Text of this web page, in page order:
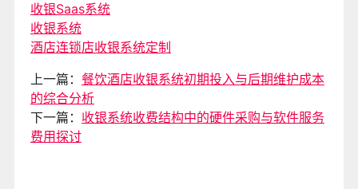
收银Saas系统
收银系统
酒店连锁店收银系统定制
上一篇： 餐饮酒店收银系统初期投入与后期维护成本
的综合分析
下一篇： 收银系统收费结构中的硬件采购与软件服务
费用探讨